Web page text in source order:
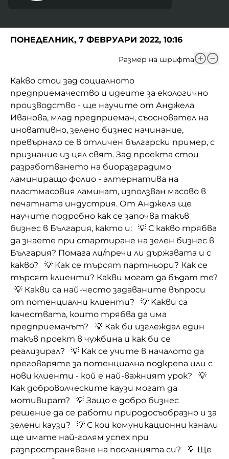
ПОНЕДЕЛНИК, 7 ФЕВРУАРИ 2022, 10:16
Размер на шрифта
Какво стои зад социалното
предприемачество и идеите за екологично
производство - ще научите от Анджела
Иванова, млад предприемач, съосновател на
иновативно, зелено бизнес начинание,
превърнало се в отличен български пример, с
признaние из цял свят. Зад проекта стои
разработването на биоразградимо
ламиниращо фолио - алтернатива на
пластмасовия ламинат, използван масово в
печатната индустрия. От Анджела ще
научите подробно как се започва такъв
бизнес в България, както и: 💡 С какво трябва
да знаете при стартиране на зелен бизнес в
България? Помага ли/пречи ли държавата и с
какво? 💡 Как се търсят партньори? Как се
търсят клиенти? Какви могат да бъдат те?
💡 Какви са най-често задаваните въпроси
от потенциални клиенти? 💡 Kaкви са
качествата, които трябва да има
предприемачът? 💡 Как би изглеждал един
такъв проект в чужбина и как би се
реализирал? 💡 Как се учите в началото да
преговаряте за потенциална подкрепа или с
нови клиенти - кой е най-важният урок? 💡
Как доброволческите каузи могат да
мотивират? 💡 Защо е добро бизнес
решение да се работи природосъобразно и за
зелени каузи? 💡 С кои комуникационни канали
ще имате най-голям успех при
разпространяване на посланията си? 💡 Ще